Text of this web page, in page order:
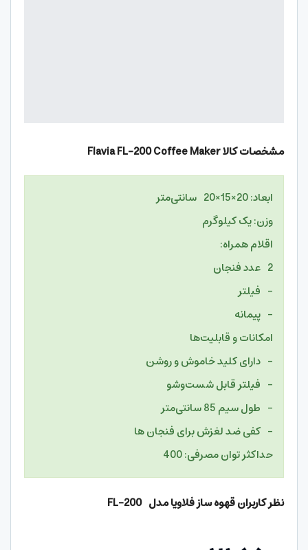
– فیلتر
– پیمانه
امکانات و قابلیت‌ها
– دارای کلید خاموش و روشن
– فیلتر قابل شست‌وشو
– طول سیم 85 سانتی‌متر
– کفی ضد لغزش برای فنجان ها
حداکثر توان مصرفی: 400
نظر کاربران قهوه ساز فلاویا مدل FL-200